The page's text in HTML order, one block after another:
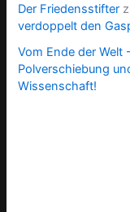
Der Friedensstifter
verdoppelt den
Vom Ende der Welt
Polverschiebung
Wissenschaft!